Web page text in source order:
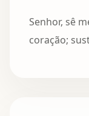
Senhor, sê
coração;